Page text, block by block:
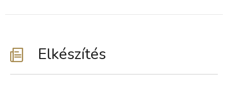
Elkészítés